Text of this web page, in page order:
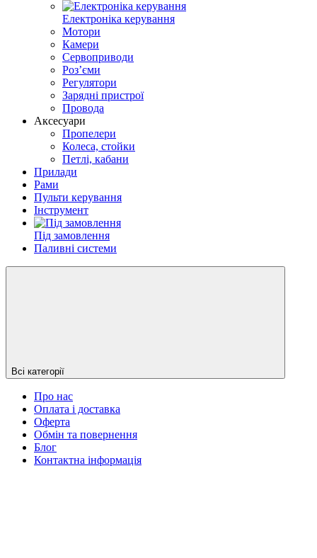
Електроніка керування
Мотори
Камери
Сервоприводи
Розʼєми
Регулятори
Зарядні пристрої
Провода
Аксесуари
Пропелери
Колеса, стойки
Петлі, кабани
Прилади
Рами
Пульти керування
Інструмент
Під замовлення
Паливні системи
Всі категорії
Про нас
Оплата і доставка
Оферта
Обмін та повернення
Блог
Контактна інформація